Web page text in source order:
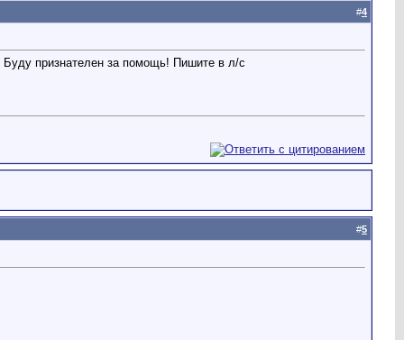
#4
Буду признателен за помощь! Пишите в л/с
#5